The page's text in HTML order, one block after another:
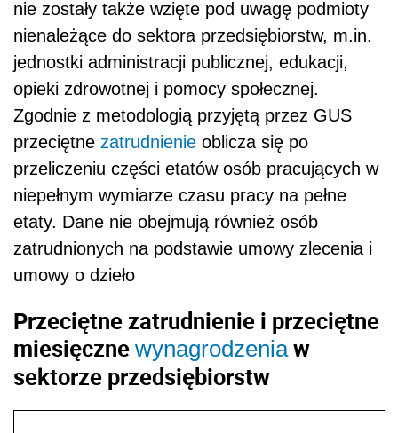
nie zostały także wzięte pod uwagę podmioty
nienależące do sektora przedsiębiorstw, m.in.
jednostki administracji publicznej, edukacji,
opieki zdrowotnej i pomocy społecznej.
Zgodnie z metodologią przyjętą przez GUS
przeciętne zatrudnienie oblicza się po
przeliczeniu części etatów osób pracujących w
niepełnym wymiarze czasu pracy na pełne
etaty. Dane nie obejmują również osób
zatrudnionych na podstawie umowy zlecenia i
umowy o dzieło
Przeciętne zatrudnienie i przeciętne
miesięczne wynagrodzeniaw
sektorze przedsiębiorstw